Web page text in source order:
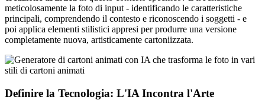
meticolosamente la foto di input - identificando le caratteristiche
principali, comprendendo il contesto e riconoscendo i soggetti - e
poi applica elementi stilistici appresi per produrre una versione
completamente nuova, artisticamente cartoniizzata.
Definire la Tecnologia: L'IA Incontra l'Arte